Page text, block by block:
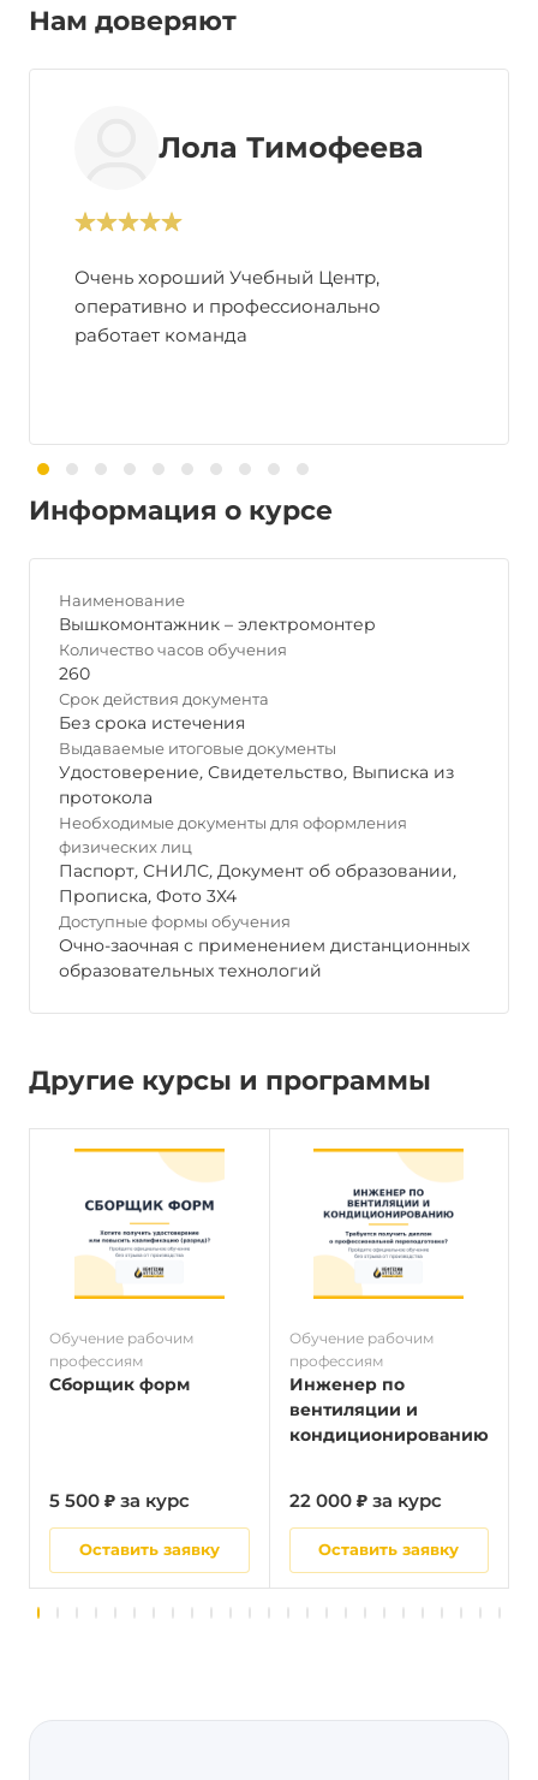
Нам доверяют
Лола Тимофеева
Очень хороший Учебный Центр,
оперативно и профессионально
работает команда
Информация о курсе
Наименование
Вышкомонтажник – электромонтер
Количество часов обучения
260
Срок действия документа
Без срока истечения
Выдаваемые итоговые документы
Удостоверение, Свидетельство, Выписка из
протокола
Необходимые документы для оформления
физических лиц
Паспорт, СНИЛС, Документ об образовании,
Прописка, Фото 3Х4
Доступные формы обучения
Очно-заочная с применением дистанционных
образовательных технологий
Другие курсы и программы
Обучение рабочим
профессиям
Сборщик форм
5 500 ₽ за курс
Оставить заявку
Обучение рабочим
профессиям
Инженер по
вентиляции и
кондиционированию
22 000 ₽ за курс
Оставить заявку